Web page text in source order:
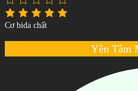
Cơ bida chất
Yên Tâm